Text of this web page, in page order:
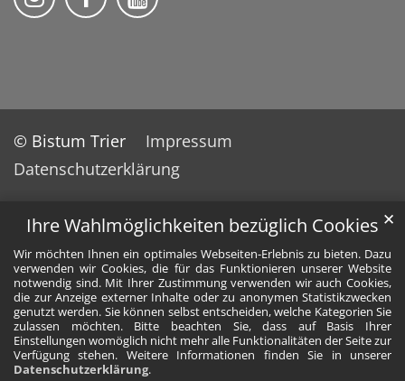
Ihre Wahlmöglichkeiten bezüglich Cookies
Wir möchten Ihnen ein optimales Webseiten-Erlebnis zu bieten. Dazu
verwenden wir Cookies, die für das Funktionieren unserer Website
notwendig sind. Mit Ihrer Zustimmung verwenden wir auch Cookies,
die zur Anzeige externer Inhalte oder zu anonymen Statistikzwecken
genutzt werden. Sie können selbst entscheiden, welche Kategorien Sie
zulassen möchten. Bitte beachten Sie, dass auf Basis Ihrer
Einstellungen womöglich nicht mehr alle Funktionalitäten der Seite zur
Verfügung stehen. Weitere Informationen finden Sie in unserer
Datenschutzerklärung.
✕
© Bistum Trier
Impressum
Datenschutzerklärung